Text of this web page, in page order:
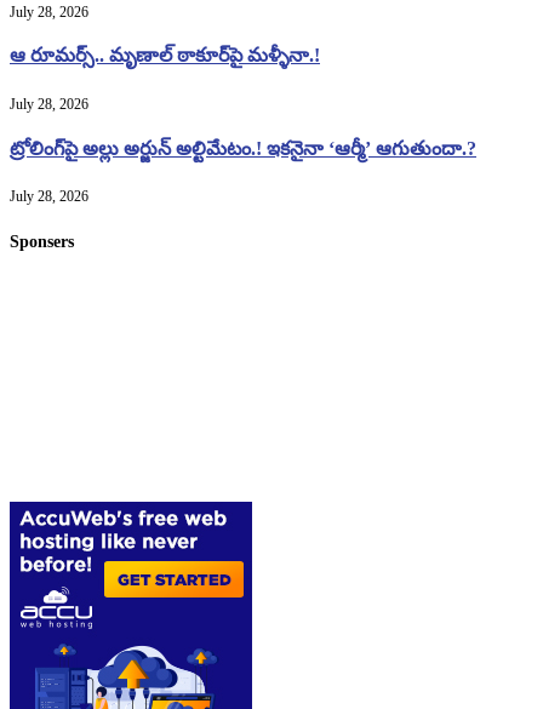
July 28, 2026
ఆ రూమర్స్.. మృణాల్ ఠాకూర్‌పై మళ్ళీనా.!
July 28, 2026
ట్రోలింగ్‌పై అల్లు అర్జున్ అల్టిమేటం.! ఇకనైనా ‘ఆర్మీ’ ఆగుతుందా.?
July 28, 2026
Sponsers